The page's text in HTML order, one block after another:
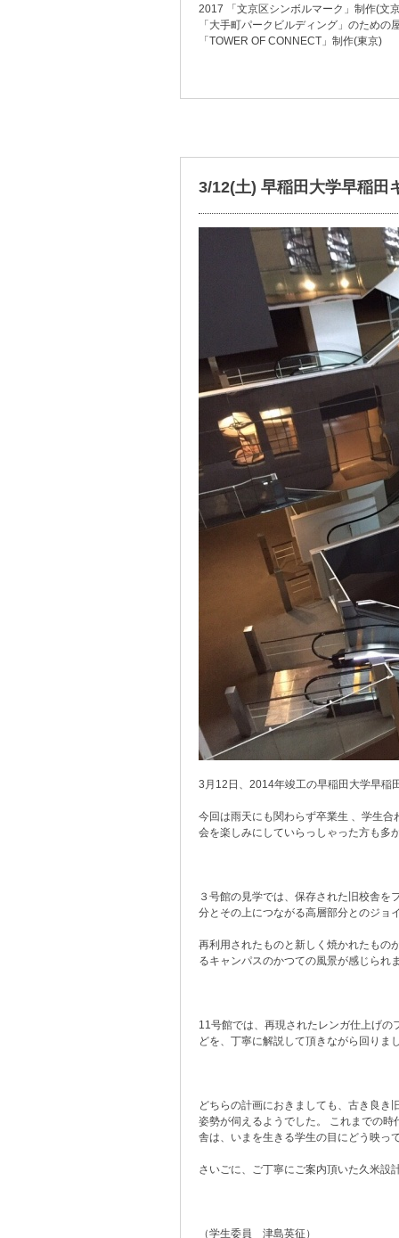
2017 「文京区シンボルマーク」制作(文
「大手町パークビルディング」のための
「TOWER OF CONNECT」制作(東京)
3/12(土) 早稲田大学早稲田
3月12日、2014年竣工の早稲田大学早稲
今回は雨天にも関わらず卒業生 、学生
会を楽しみにしていらっしゃった方も多
３号館の見学では、保存された旧校舎
分とその上につながる高層部分とのジョ
再利用されたものと新しく焼かれたもの
るキャンパスのかつての風景が感じられ
11号館では、再現されたレンガ仕上げ
どを、丁寧に解説して頂きながら回りま
どちらの計画におきましても、古き良き
姿勢が伺えるようでした。 これまでの
舎は、いまを生きる学生の目にどう映っ
さいごに、ご丁寧にご案内頂いた久米設
（学生委員 津島英征）